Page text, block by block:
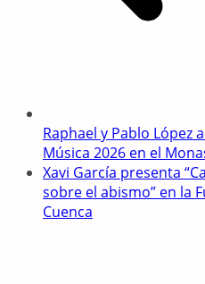
Raphael y Pablo López
Música 2026 en el
Xavi García presenta
sobre el abismo” en la
Cuenca